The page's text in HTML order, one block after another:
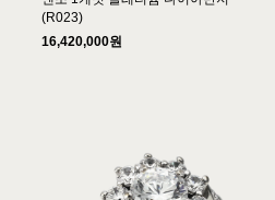
(R023)
16,420,000원